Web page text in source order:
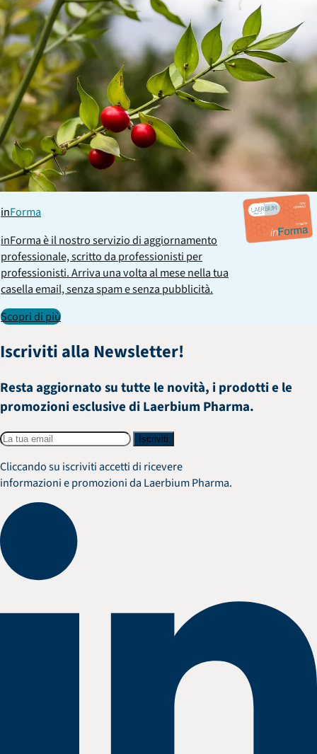
inForma
inForma è il nostro servizio di aggiornamento
professionale, scritto da professionisti per
professionisti. Arriva una volta al mese nella tua
casella email, senza spam e senza pubblicità.
Scopri di più
Iscriviti alla Newsletter!
Resta aggiornato su tutte le novità, i prodotti e le
promozioni esclusive di Laerbium Pharma.
Iscriviti
Cliccando su iscriviti accetti di ricevere
informazioni e promozioni da Laerbium Pharma.